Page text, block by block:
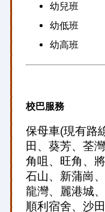
幼兒班
幼低班
幼高班
校巴服務
保母車(現有路
田、葵芳、荃
角咀、旺角、
石山、新蒲崗
龍灣、麗港城
順利宿舍、沙